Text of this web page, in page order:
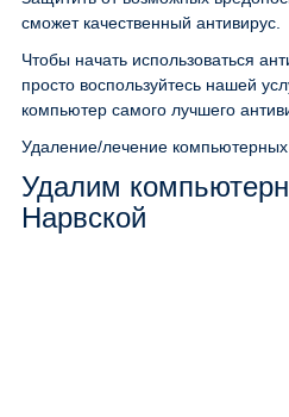
сможет качественный антивирус.
Чтобы начать использоваться
просто воспользуйтесь нашей
компьютер самого лучшего
Удаление/лечение компьютерных
Удалим
Нарвской